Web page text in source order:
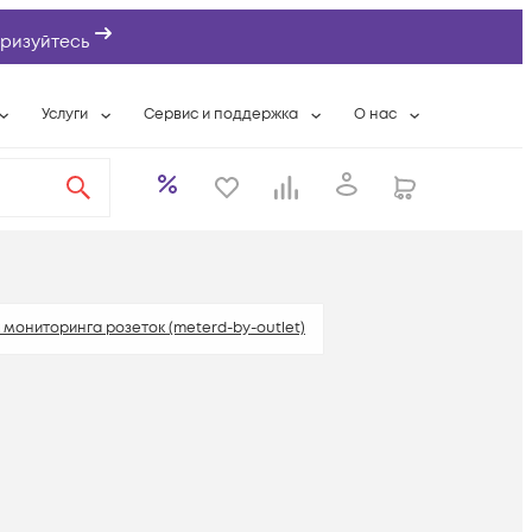
Услуги
Расширенная гарантия
Сервис и поддержка
Разовые выездные работы
Техническая поддержка
О нас
Контактная
мониторинга розеток (meterd-by-outlet)